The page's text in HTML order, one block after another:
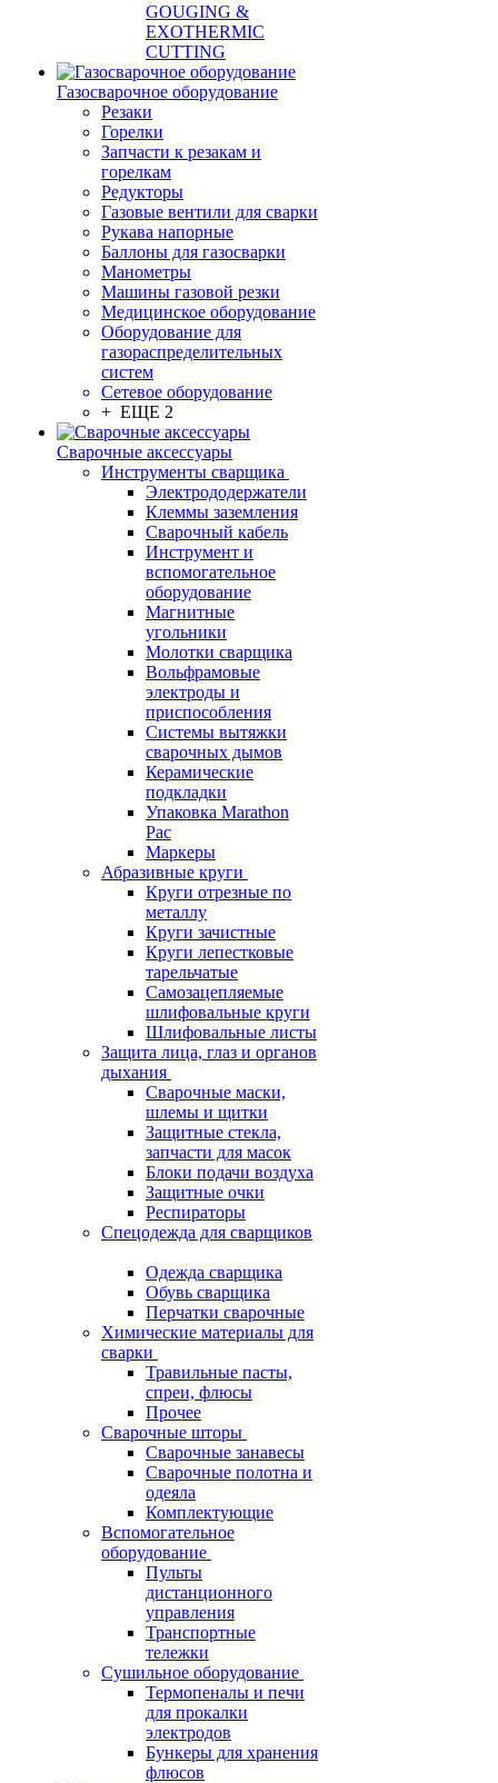
GOUGING &
EXOTHERMIC
CUTTING
Газосварочное оборудование
Резаки
Горелки
Запчасти к резакам и
горелкам
Редукторы
Газовые вентили для сварки
Рукава напорные
Баллоны для газосварки
Манометры
Машины газовой резки
Медицинское оборудование
Оборудование для
газораспределительных
систем
Сетевое оборудование
+ ЕЩЕ 2
Сварочные аксессуары
Инструменты сварщика
Электрододержатели
Клеммы заземления
Сварочный кабель
Инструмент и
вспомогательное
оборудование
Магнитные
угольники
Молотки сварщика
Вольфрамовые
электроды и
приспособления
Системы вытяжки
сварочных дымов
Керамические
подкладки
Упаковка Marathon
Pac
Маркеры
Абразивные круги
Круги отрезные по
металлу
Круги зачистные
Круги лепестковые
тарельчатые
Самозацепляемые
шлифовальные круги
Шлифовальные листы
Защита лица, глаз и органов
дыхания
Сварочные маски,
шлемы и щитки
Защитные стекла,
запчасти для масок
Блоки подачи воздуха
Защитные очки
Респираторы
Спецодежда для сварщиков
Одежда сварщика
Обувь сварщика
Перчатки сварочные
Химические материалы для
сварки
Травильные пасты,
спреи, флюсы
Прочее
Сварочные шторы
Сварочные занавесы
Сварочные полотна и
одеяла
Комплектующие
Вспомогательное
оборудование
Пульты
дистанционного
управления
Транспортные
тележки
Сушильное оборудование
Термопеналы и печи
для прокалки
электродов
Бункеры для хранения
флюсов